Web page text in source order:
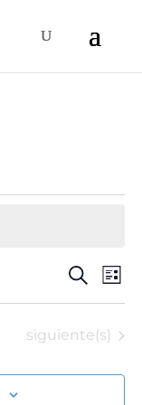
de
y
vistas
Buscar
de
de
Lista
Eventos
siguiente(s)